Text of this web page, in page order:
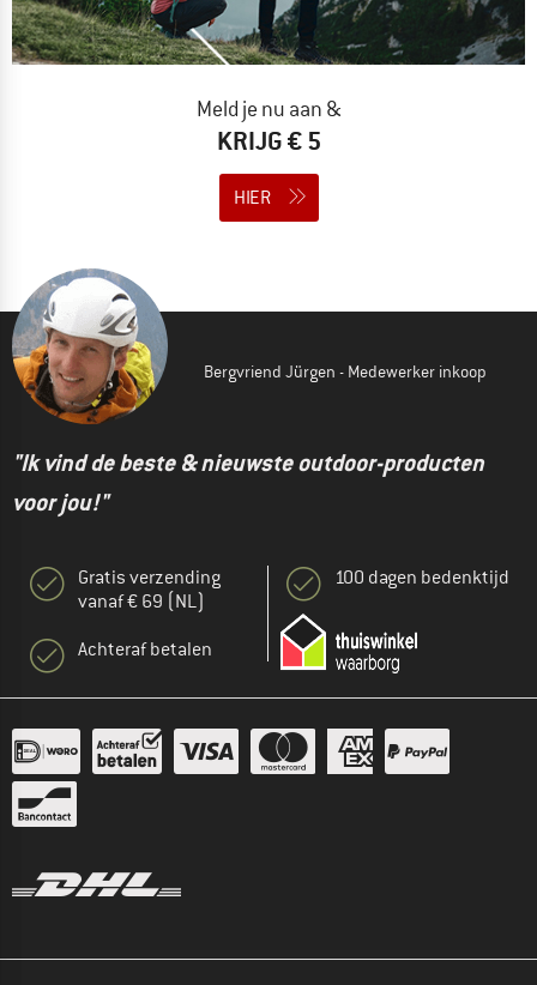
Meld je nu aan &
KRIJG € 5
HIER
Bergvriend Jürgen - Medewerker inkoop
"Ik vind de beste & nieuwste outdoor-producten
voor jou!"
Gratis verzending
vanaf € 69 (NL)
Achteraf betalen
100 dagen bedenktijd